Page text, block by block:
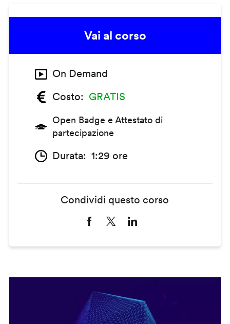
Vai al corso
On Demand
Costo
GRATIS
Open Badge e Attestato di
partecipazione
Durata 1:29 ore
Condividi questo corso